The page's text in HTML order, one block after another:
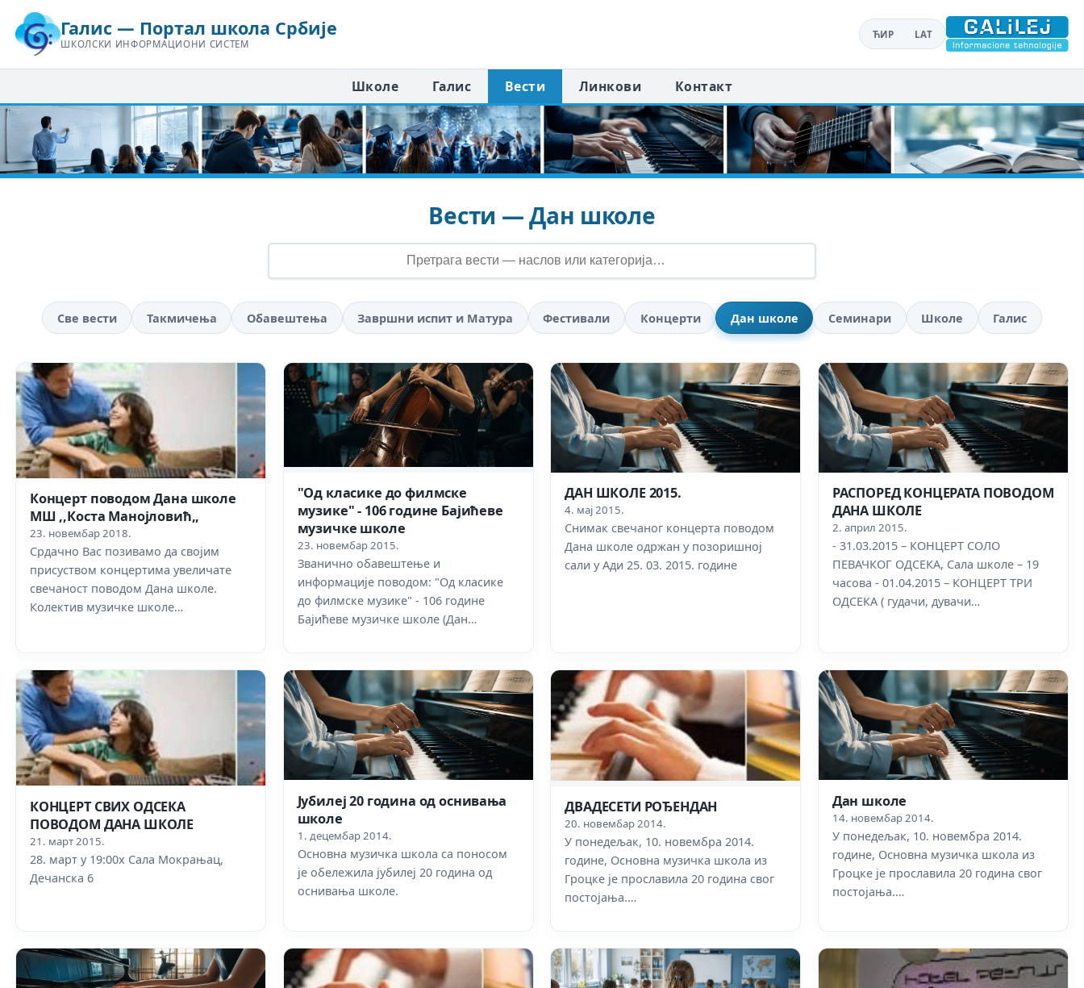
Галис — Портал школа Србије
ШКОЛСКИ ИНФОРМАЦИОНИ СИСТЕМ
ЋИР LAT
Школе Галис Вести Линкови Контакт
Вести — Дан школе
Све вести Такмичења Обавештења Завршни испит и Матура Фестивали Концерти Дан школе Семинари Школе Галис
Концерт поводом Дана школе
МШ ,,Коста Манојловић,,
23. новембар 2018.
Срдачно Вас позивамо да својим
присуством концертима увеличате
свечаност поводом Дана школе.
Колектив музичке школе…
"Од класике до филмске
музике" - 106 године Бајићеве
музичке школе
23. новембар 2015.
Званично обавештење и
информације поводом: "Од класике
до филмске музике" - 106 године
Бајићеве музичке школе (Дан…
ДАН ШКОЛЕ 2015.
4. мај 2015.
Снимак свечаног концерта поводом
Дана школе одржан у позоришној
сали у Ади 25. 03. 2015. године
РАСПОРЕД КОНЦЕРАТА ПОВОДОМ
ДАНА ШКОЛЕ
2. април 2015.
- 31.03.2015 – КОНЦЕРТ СОЛО
ПЕВАЧКОГ ОДСЕКА, Сала школе – 19
часова - 01.04.2015 – КОНЦЕРТ ТРИ
ОДСЕКА ( гудачи, дувачи…
КОНЦЕРТ СВИХ ОДСЕКА
ПОВОДОМ ДАНА ШКОЛЕ
21. март 2015.
28. март у 19:00х Сала Мокрањац,
Дечанска 6
Јубилеј 20 година од оснивања
школе
1. децембар 2014.
Основна музичка школа са поносом
је обележила јубилеј 20 година од
оснивања школе.
ДВАДЕСЕТИ РОЂЕНДАН
20. новембар 2014.
У понедељак, 10. новембра 2014.
године, Основна музичка школа из
Гроцке је прославила 20 година свог
постојања.…
Дан школе
14. новембар 2014.
У понедељак, 10. новембра 2014.
године, Основна музичка школа из
Гроцке је прославила 20 година свог
постојања.…